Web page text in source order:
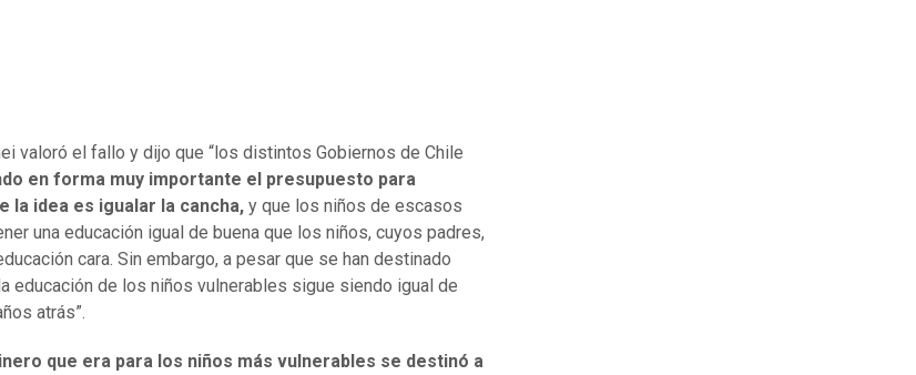
valoró el fallo y dijo que “los distintos Gobiernos de Chile
en forma muy importante el presupuesto para
la idea es igualar la cancha, y que los niños de escasos
una educación igual de buena que los niños, cuyos padres,
cara. Sin embargo, a pesar que se han destinado
educación de los niños vulnerables sigue siendo igual de
atrás”.
que era para los niños más vulnerables se destinó a